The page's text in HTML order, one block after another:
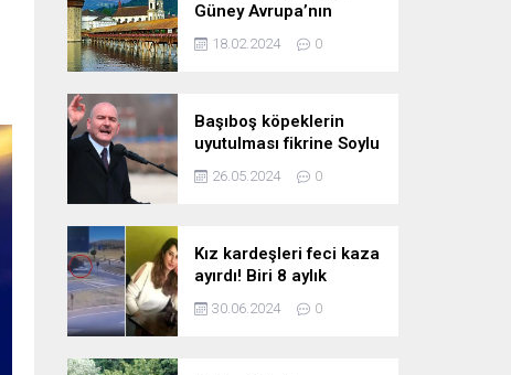
Güney Avrupa’nın
kesişme noktasında
bulunan bir ülke.
18.02.2024 0
Başıboş köpeklerin
uyutulması fikrine Soylu
da karşı çıktı: Gönlüm
razı değil
26.05.2024 0
Kız kardeşleri feci kaza
ayırdı! Biri 8 aylık
hamile iki kız kardeş
hayatını kaybetti
30.06.2024 0